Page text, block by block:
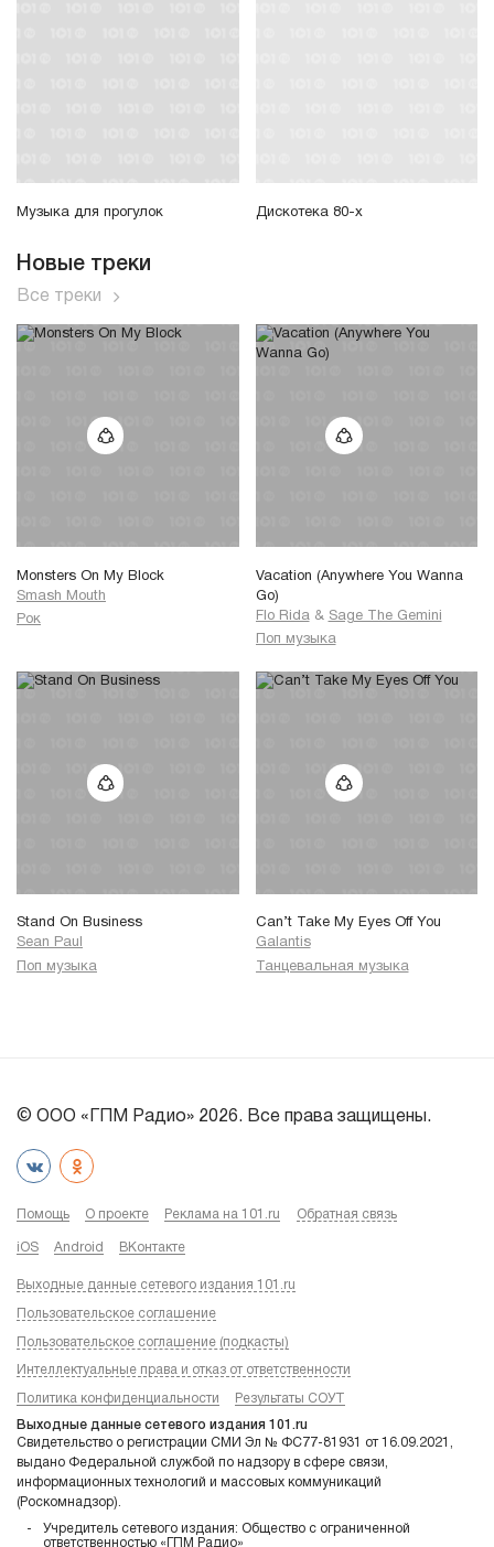
Музыка для прогулок Дискотека 80-х
Новые треки
Все треки
Monsters On My Block
Smash Mouth
Рок
Vacation (Anywhere You Wanna
Go)
Flo Rida & Sage The Gemini
Поп музыка
Stand On Business
Sean Paul
Поп музыка
Can’t Take My Eyes Off You
Galantis
Танцевальная музыка
© ООО «ГПМ Радио» 2026. Все права защищены.
Помощь О проекте Реклама на 101.ru Обратная связь
iOS Android ВКонтакте
Выходные данные сетевого издания 101.ru
Пользовательское соглашение
Пользовательское соглашение (подкасты)
Интеллектуальные права и отказ от ответственности
Политика конфиденциальности Результаты СОУТ
Выходные данные сетевого издания 101.ru
Свидетельство о регистрации СМИ Эл № ФС77-81931 от 16.09.2021,
выдано Федеральной службой по надзору в сфере связи,
информационных технологий и массовых коммуникаций
(Роскомнадзор).
Учредитель сетевого издания: Общество с ограниченной
ответственностью «ГПМ Радио»